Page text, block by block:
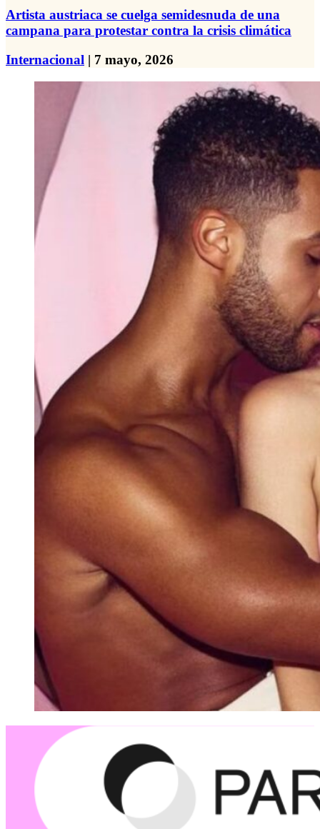
Artista austriaca se cuelga semidesnuda de una
campana para protestar contra la crisis climática
Internacional | 7 mayo, 2026